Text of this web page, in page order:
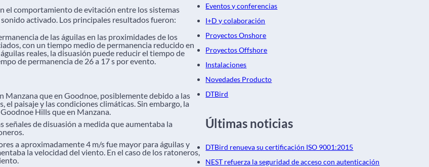
el comportamiento de evitación entre los sistemas
activado. Los principales resultados fueron:
de las águilas en las proximidades de los
con un tiempo medio de permanencia reducido en
reales, la disuasión puede reducir el tiempo de
de permanencia de 26 a 17 s por evento.
Manzana que en Goodnoe, posiblemente debido a las
paisaje y las condiciones climáticas. Sin embargo, la
Hills que en Manzana.
de disuasión a medida que aumentaba la
a aproximadamente 4 m/s fue mayor para águilas y
la velocidad del viento. En el caso de los ratoneros,
Eventos y conferencias
I+D y colaboración
Proyectos Onshore
Proyectos Offshore
Instalaciones
Novedades Producto
DTBird
Últimas noticias
DTBird renueva su certificación ISO 9001:2015
NEST refuerza la seguridad de acceso con autenticación